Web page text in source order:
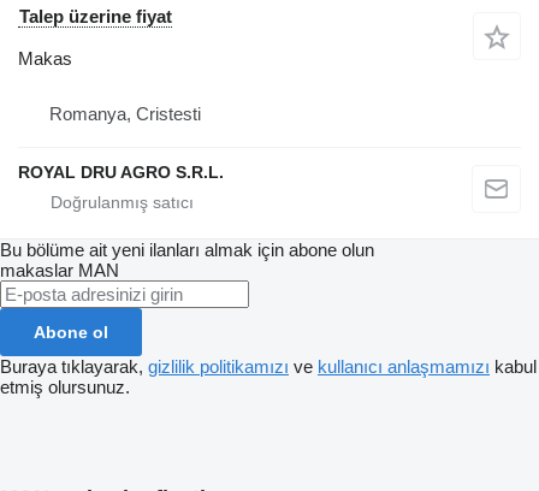
Talep üzerine fiyat
Makas
Romanya, Cristesti
ROYAL DRU AGRO S.R.L.
Bu bölüme ait yeni ilanları almak için abone olun
makaslar MAN
Abone ol
Buraya tıklayarak, gizlilik politikamızı ve kullanıcı anlaşmamızı kabul
etmiş olursunuz.